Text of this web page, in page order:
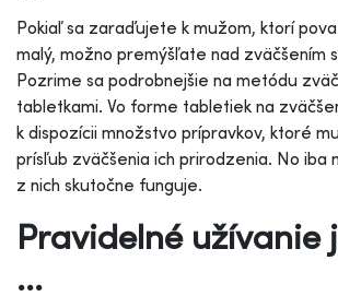
Pokiaľ sa zaraďujete k mužom, ktorí
malý, možno premýšľate nad zväčšením
Pozrime sa podrobnejšie na metódu
tabletkami. Vo forme tabletiek na
k dispozícii množstvo prípravkov, ktoré
prísľub zväčšenia ich prirodzenia. No iba
z nich skutočne funguje.
Pravidelné užívanie
...